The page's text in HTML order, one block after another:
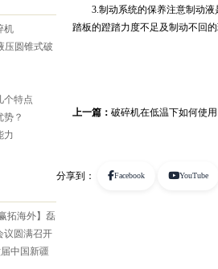
机
压圆锥式破
个特点
势？
力
拓海外】磊
议圆满召开
中国新疆
3.制动系统的保养注意制动液
踏板的蹬踏力度不足及制动不回的
上一篇： 破碎机在低温下如何使用
分享到： Facebook YouTube